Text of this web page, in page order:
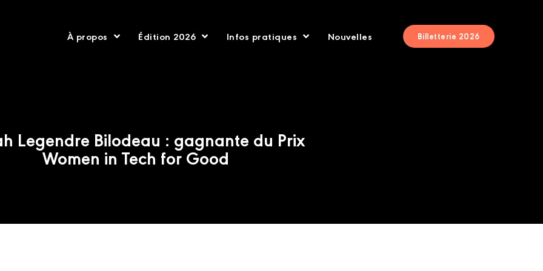
À propos Édition 2026 Infos pratiques Nouvelles Billetterie 2026
Legendre Bilodeau : gagnante du Prix
Women in Tech for Good